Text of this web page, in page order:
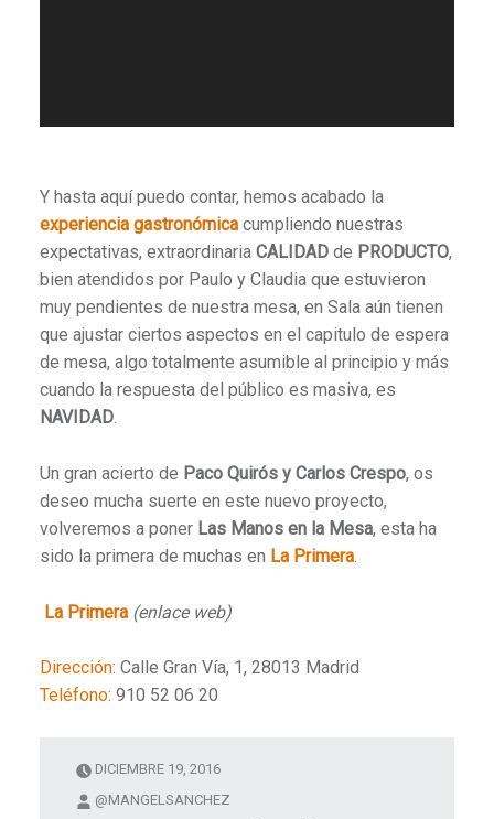
Y hasta aquí puedo contar, hemos acabado la
experiencia gastronómicacumpliendo nuestras
expectativas, extraordinaria CALIDADde PRODUCTO,
bien atendidos por Paulo y Claudia que estuvieron
muy pendientes de nuestra mesa, en Sala aún tienen
que ajustar ciertos aspectos en el capitulo de espera
de mesa, algo totalmente asumible al principio y más
cuando la respuesta del público es masiva, es
NAVIDAD.
Un gran acierto de Paco Quirós y Carlos Crespo, os
deseo mucha suerte en este nuevo proyecto,
volveremos a poner Las Manos en la Mesa, esta ha
sido la primera de muchas en La Primera.
La Primera (enlace web)
Dirección: Calle Gran Vía, 1, 28013 Madrid
Teléfono: 910 52 06 20
DICIEMBRE 19, 2016
@MANGELSANCHEZ